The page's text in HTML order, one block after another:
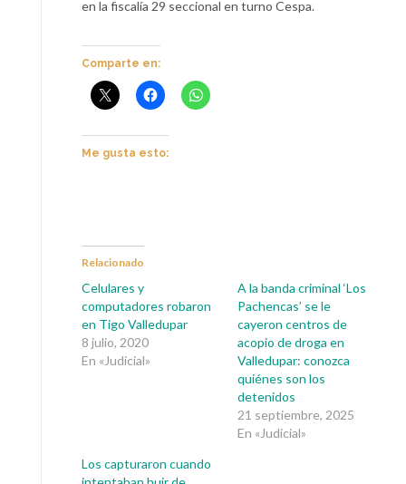
en la fiscalía 29 seccional en turno Cespa.
Comparte en:
Me gusta esto:
Relacionado
Celulares y
computadores robaron
en Tigo Valledupar
8 julio, 2020
En «Judicial»
A la banda criminal ‘Los
Pachencas’ se le
cayeron centros de
acopio de droga en
Valledupar: conozca
quiénes son los
detenidos
21 septiembre, 2025
En «Judicial»
Los capturaron cuando